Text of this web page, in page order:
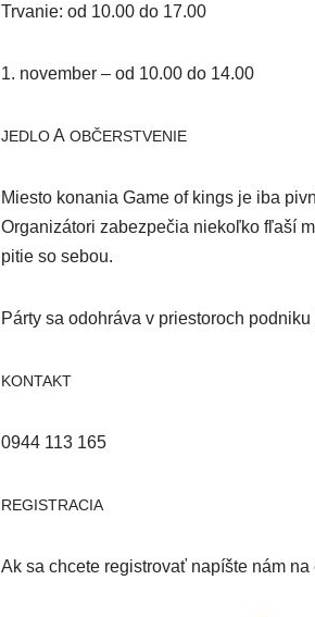
Trvanie: od 10.00 do 17.00
1. novem­ber – od 10.00 do 14.00
JEDLOA OBČERSTVENIE
Miesto kona­nia Game of kings je iba
Organizátori zabez­pe­čia nie­koľ­ko fľa­ší
pitie so sebou.
Párty sa odo­hrá­va v pries­to­roch pod­ni­ku
KONTAKT
0944 113 165
REGISTRACIA
Ak sa chce­te regis­tro­vať napíš­te nám